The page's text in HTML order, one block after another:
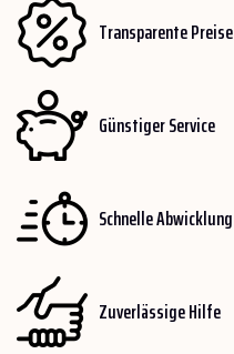
Transparente Preise
Günstiger Service
Schnelle Abwicklung
Zuverlässige Hilfe